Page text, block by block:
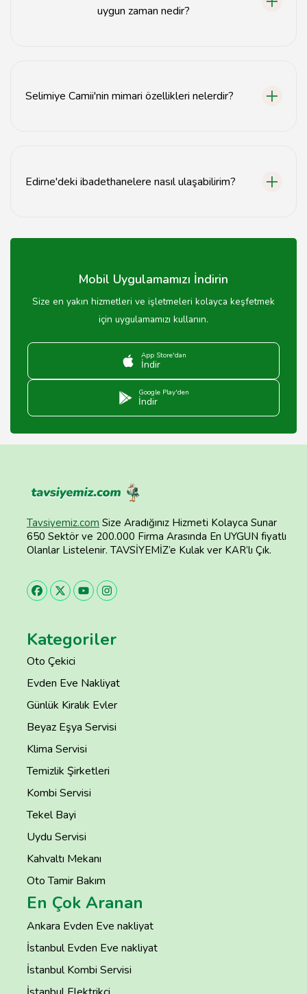
uygun zaman nedir?
Selimiye Camii'nin mimari özellikleri nelerdir?
Edirne'deki ibadethanelere nasıl ulaşabilirim?
yürüyerek kolayca ulaşabilirsiniz.
Mobil Uygulamamızı İndirin
Size en yakın hizmetleri ve işletmeleri kolayca keşfetmek
için uygulamamızı kullanın.
App Store'dan
İndir
Google Play'den
İndir
Tavsiyemiz.com Size Aradığınız Hizmeti Kolayca Sunar
650 Sektör ve 200.000 Firma Arasında En UYGUN fiyatlı
Olanlar Listelenir. TAVSİYEMİZ’e Kulak ver KAR’lı Çık.
Kategoriler
Oto Çekici
Evden Eve Nakliyat
Günlük Kiralık Evler
Beyaz Eşya Servisi
Klima Servisi
Temizlik Şirketleri
Kombi Servisi
Tekel Bayi
Uydu Servisi
Kahvaltı Mekanı
Oto Tamir Bakım
En Çok Aranan
Ankara Evden Eve nakliyat
İstanbul Evden Eve nakliyat
İstanbul Kombi Servisi